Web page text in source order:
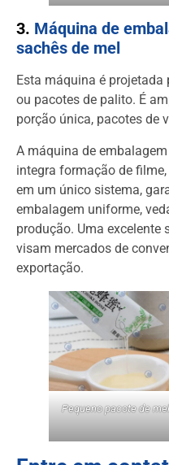
3. Máquina de
sachês de mel
Esta máquina é
ou pacotes de palito. É
porção única, pacotes de
A máquina de
integra formação de
em um único sistema,
embalagem uniforme,
produção. Uma
visam mercados de
exportação.
Pequeno pacote de mel